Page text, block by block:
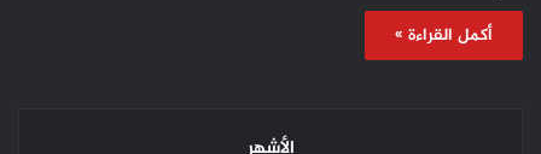
أكمل القراءة »